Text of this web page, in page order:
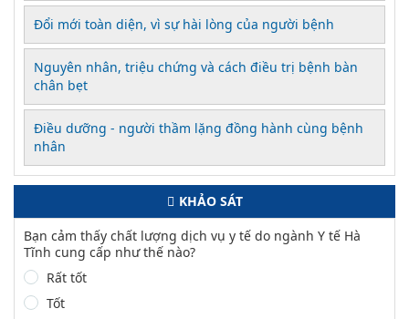
Đổi mới toàn diện, vì sự hài lòng của người bệnh
Nguyên nhân, triệu chứng và cách điều trị bệnh bàn
chân bẹt
Điều dưỡng - người thầm lặng đồng hành cùng bệnh
nhân
KHẢO SÁT
Bạn cảm thấy chất lượng dịch vụ y tế do ngành Y tế Hà
Tĩnh cung cấp như thế nào?
Rất tốt
Tốt